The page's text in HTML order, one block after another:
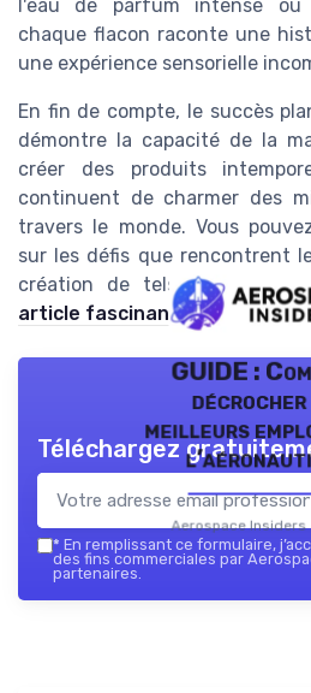
l'eau de parfum intense ou
chaque flacon raconte une
une expérience sensorielle
En fin de compte, le succès
démontre la capacité de la
créer des produits
continuent de charmer des
travers le monde. Vous
sur les défis que rencontrent
création de tels chefs-
article fascinant.
GUIDE :
meilleurs
Aerospace
Téléchargez
* En remplissant ce formulaire,
des fins commerciales par
partenaires.